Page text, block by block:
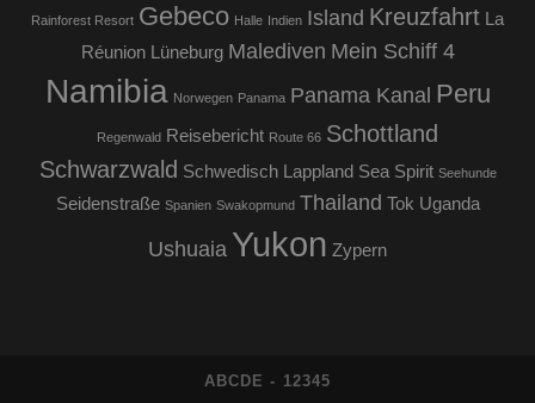
Rainforest Resort Gebeco Halle Indien Island Kreuzfahrt
La
Réunion
Lüneburg Malediven Mein Schiff 4
Namibia Norwegen Panama Panama Kanal Peru
Regenwald Reisebericht Route 66 Schottland
Schwarzwald Schwedisch Lappland Sea Spirit Seehunde
Seidenstraße Spanien Swakopmund Thailand Tok Uganda
Ushuaia Yukon Zypern
ABCDE - 12345